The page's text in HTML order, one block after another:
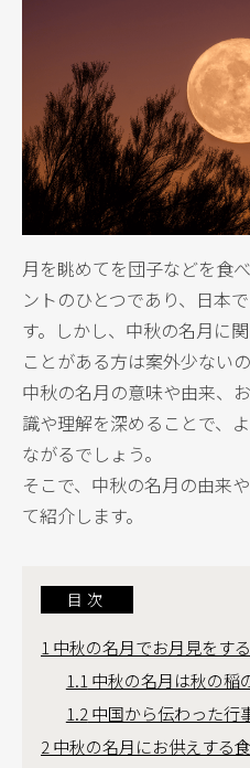
月を眺めてを団子などを食
ントのひとつであり、日本
す。しかし、中秋の名月に
ことがある方は案外少ない
中秋の名月の意味や由来、
識や理解を深めることで、
ながるでしょう。
そこで、中秋の名月の由来
て紹介します。
目次
1 中秋の名月でお月見をす
1.1 中秋の名月は秋の稲
1.2 中国から伝わった行
2 中秋の名月にお供えする